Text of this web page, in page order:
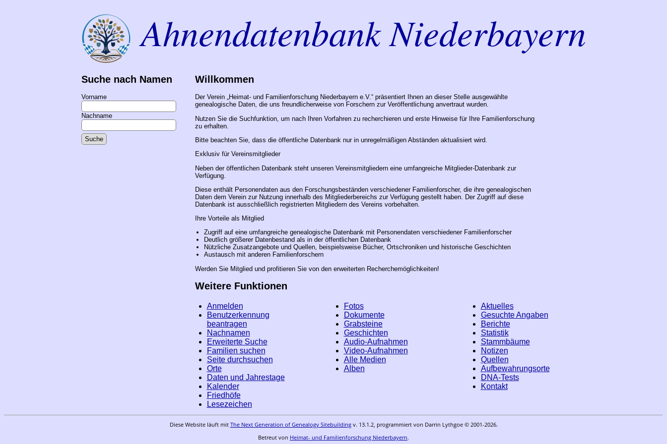
Ahnendatenbank Niederbayern
Suche nach Namen
Vorname
Nachname
Willkommen
Der Verein „Heimat- und Familienforschung Niederbayern e.V.“ präsentiert Ihnen an dieser Stelle ausgewählte
genealogische Daten, die uns freundlicherweise von Forschern zur Veröffentlichung anvertraut wurden.
Nutzen Sie die Suchfunktion, um nach Ihren Vorfahren zu recherchieren und erste Hinweise für Ihre Familienforschung
zu erhalten.
Bitte beachten Sie, dass die öffentliche Datenbank nur in unregelmäßigen Abständen aktualisiert wird.
Exklusiv für Vereinsmitglieder
Neben der öffentlichen Datenbank steht unseren Vereinsmitgliedern eine umfangreiche Mitglieder-Datenbank zur
Verfügung.
Diese enthält Personendaten aus den Forschungsbeständen verschiedener Familienforscher, die ihre genealogischen
Daten dem Verein zur Nutzung innerhalb des Mitgliederbereichs zur Verfügung gestellt haben. Der Zugriff auf diese
Datenbank ist ausschließlich registrierten Mitgliedern des Vereins vorbehalten.
Ihre Vorteile als Mitglied
Zugriff auf eine umfangreiche genealogische Datenbank mit Personendaten verschiedener Familienforscher
Deutlich größerer Datenbestand als in der öffentlichen Datenbank
Nützliche Zusatzangebote und Quellen, beispielsweise Bücher, Ortschroniken und historische Geschichten
Austausch mit anderen Familienforschern
Werden Sie Mitglied und profitieren Sie von den erweiterten Recherchemöglichkeiten!
Weitere Funktionen
Anmelden
Benutzerkennung
beantragen
Nachnamen
Erweiterte Suche
Familien suchen
Seite durchsuchen
Orte
Daten und Jahrestage
Kalender
Friedhöfe
Lesezeichen
Fotos
Dokumente
Grabsteine
Geschichten
Audio-Aufnahmen
Video-Aufnahmen
Alle Medien
Alben
Aktuelles
Gesuchte Angaben
Berichte
Statistik
Stammbäume
Notizen
Quellen
Aufbewahrungsorte
DNA-Tests
Kontakt
Diese Website läuft mit The Next Generation of Genealogy Sitebuildingv. 13.1.2, programmiert von Darrin Lythgoe © 2001-2026.
Betreut von Heimat- und Familienforschung Niederbayern.